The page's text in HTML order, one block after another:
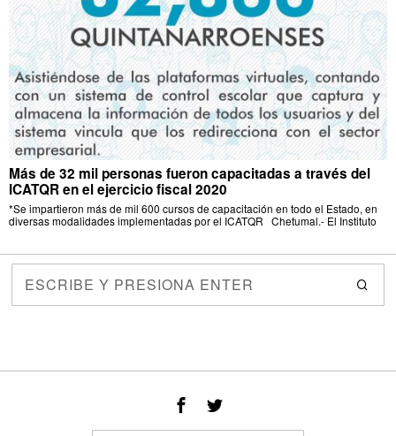
Más de 32 mil personas fueron capacitadas a través del
ICATQR en el ejercicio fiscal 2020
*Se impartieron más de mil 600 cursos de capacitación en todo el Estado, en
diversas modalidades implementadas por el ICATQR Chetumal.- El Instituto